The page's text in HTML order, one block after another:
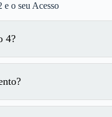
e o seu Acesso
4?